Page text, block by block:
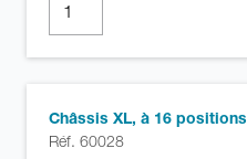
Châssis XL, à 16 positions
Réf. 60028